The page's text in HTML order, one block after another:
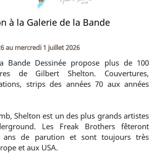
à la Galerie de la Bande
au mercredi 1 juillet 2026
Bande Dessinée propose plus de 100
de Gilbert Shelton. Couvertures,
strips des années 70 aux années
Shelton est un des plus grands artistes
Les Freak Brothers fêteront
ans de parution et sont toujours très
et aux USA.